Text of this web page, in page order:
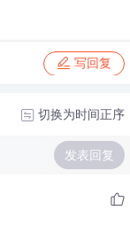
写回复
切换为时间正序
发表回复